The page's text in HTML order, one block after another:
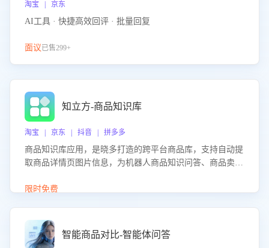
淘宝 | 京东
AI工具 · 快捷高效回评 · 批量回复
面议已售299+
知立方-商品知识库
淘宝 | 京东 | 抖音 | 拼多多
商品知识库应用，是晓多打造的跨平台商品库，支持自动提
取商品详情页图片信息，为机器人商品知识问答、商品卖点
限时免费
智能商品对比-智能体问答